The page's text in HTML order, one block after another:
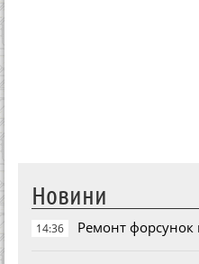
Новини
14:36 Ремонт форсунок